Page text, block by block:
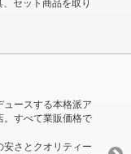
セット商品を取り
ュースする本格派ア
。すべて業販価格で
さとクオリティー